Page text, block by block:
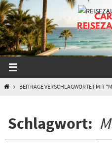
Zum
Inhalt
springen
STARTBEITRÄGE VERSCHLAGWORTET MIT
Schlagwort: